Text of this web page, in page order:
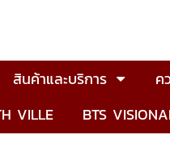
สินค้าและบริการ ค
VILLE BTS